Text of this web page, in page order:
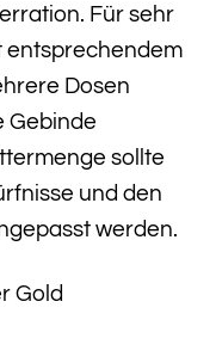
Für sehr
entsprechendem
Dosen
Gebinde
sollte
und den
werden.
Gold